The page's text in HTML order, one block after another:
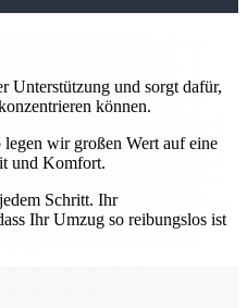
Unterstützung und sorgt dafür,
können.
wir großen Wert auf eine
und Komfort.
Schritt. Ihr
Ihr Umzug so reibungslos ist